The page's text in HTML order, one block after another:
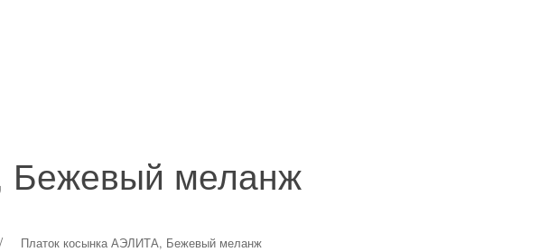
Бежевый меланж
Платок косынка АЭЛИТА, Бежевый меланж